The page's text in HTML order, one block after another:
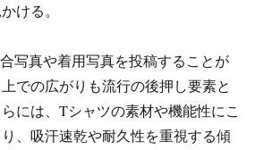
ける。
写真や着用写真を投稿することが
での広がりも流行の後押し要素と
には、Tシャツの素材や機能性にこ
、吸汗速乾や耐久性を重視する傾